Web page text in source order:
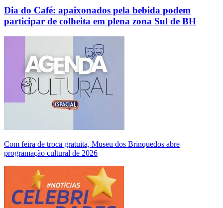
Dia do Café: apaixonados pela bebida podem
participar de colheita em plena zona Sul de BH
Com feira de troca gratuita, Museu dos Brinquedos abre
programação cultural de 2026